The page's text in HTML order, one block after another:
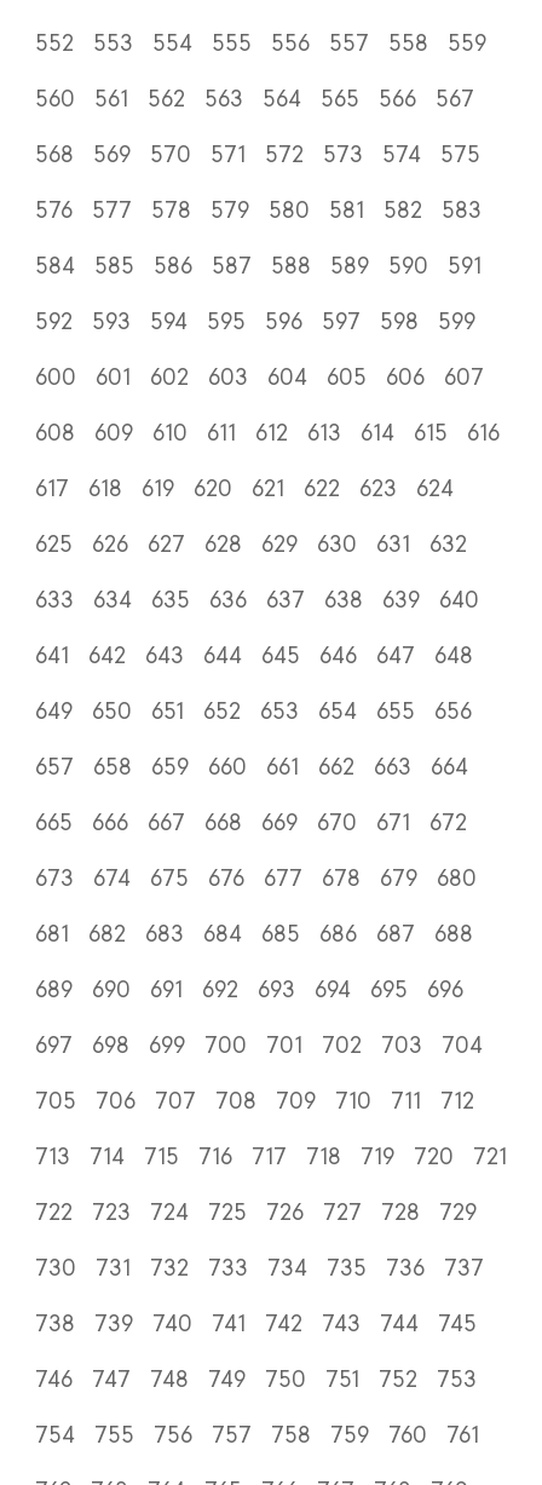
552
553 554 555 556 557 558
559
560
561 562 563 564 565 566
567
568
569 570 571 572 573 574
575
576
577 578 579 580 581 582
583
584
585 586 587 588 589 590
591
592
593 594 595 596 597 598
599
600
601 602 603 604 605 606
607
608
609 610 611 612 613 614 615
616
617
618 619 620 621 622 623
624
625
626 627 628 629 630 631
632
633
634 635 636 637 638 639
640
641
642 643 644 645 646 647
648
649
650 651 652 653 654 655
656
657
658 659 660 661 662 663
664
665
666 667 668 669 670 671
672
673
674 675 676 677 678 679
680
681
682 683 684 685 686 687
688
689
690 691 692 693 694 695
696
697
698 699 700 701 702 703
704
705
706 707 708 709 710 711
712
713
714 715 716 717 718 719 720
721
722
723 724 725 726 727 728
729
730
731 732 733 734 735 736
737
738
739 740 741 742 743 744
745
746
747 748 749 750 751 752
753
754
755 756 757 758 759 760
761